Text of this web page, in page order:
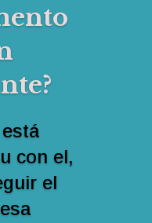
con el,
el